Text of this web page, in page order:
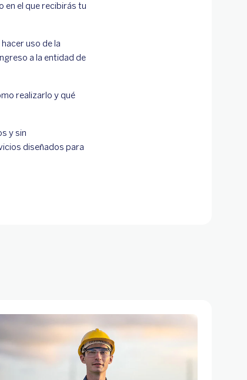
en el que recibirás tu
uso de la
a la entidad de
realizarlo y qué
y sin
diseñados para